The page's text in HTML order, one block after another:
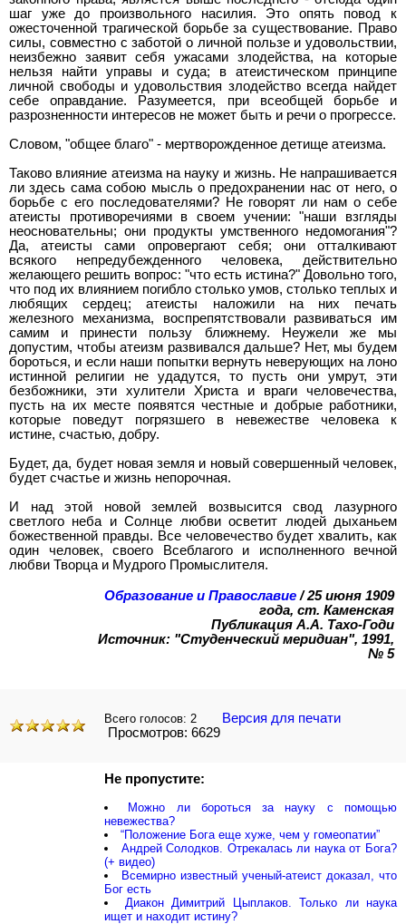
шаг уже до произвольного насилия. Это опять повод к
ожесточенной трагической борьбе за существование. Право
силы, совместно с заботой о личной пользе и удовольствии,
неизбежно заявит себя ужасами злодейства, на которые
нельзя найти управы и суда; в атеистическом принципе
личной свободы и удовольствия злодейство всегда найдет
себе оправдание. Разумеется, при всеобщей борьбе и
разрозненности интересов не может быть и речи о прогрессе.
Словом, "общее благо" - мертворожденное детище атеизма.
Таково влияние атеизма на науку и жизнь. Не напрашивается
ли здесь сама собою мысль о предохранении нас от него, о
борьбе с его последователями? Не говорят ли нам о себе
атеисты противоречиями в своем учении: "наши взгляды
неосновательны; они продукты умственного недомогания"?
Да, атеисты сами опровергают себя; они отталкивают
всякого непредубежденного человека, действительно
желающего решить вопрос: "что есть истина?" Довольно того,
что под их влиянием погибло столько умов, столько теплых и
любящих сердец; атеисты наложили на них печать
железного механизма, воспрепятствовали развиваться им
самим и принести пользу ближнему. Неужели же мы
допустим, чтобы атеизм развивался дальше? Нет, мы будем
бороться, и если наши попытки вернуть неверующих на лоно
истинной религии не удадутся, то пусть они умрут, эти
безбожники, эти хулители Христа и враги человечества,
пусть на их месте появятся честные и добрые работники,
которые поведут погрязшего в невежестве человека к
истине, счастью, добру.
Будет, да, будет новая земля и новый совершенный человек,
будет счастье и жизнь непорочная.
И над этой новой землей возвысится свод лазурного
светлого неба и Солнце любви осветит людей дыханьем
божественной правды. Все человечество будет хвалить, как
один человек, своего Всеблагого и исполненного вечной
любви Творца и Мудрого Промыслителя.
Образование и Православие / 25 июня 1909
года, ст. Каменская
Публикация А.А. Тахо-Годи
Источник: "Студенческий меридиан", 1991,
№ 5
Всего голосов: 2
Версия для печати
Просмотров: 6629
Не пропустите:
Можно ли бороться за науку с помощью
невежества?
“Положение Бога еще хуже, чем у гомеопатии”
Андрей Солодков. Отрекалась ли наука от Бога?
(+ видео)
Всемирно известный ученый-атеист доказал, что
Бог есть
Диакон Димитрий Цыплаков. Только ли наука
ищет и находит истину?